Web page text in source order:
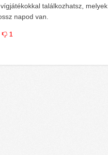
találkozhatsz, melyek
napod van.
1